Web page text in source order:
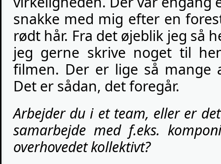
snakke med mig efter en
rødt hår. Fra det øjeblik jeg så
jeg gerne skrive noget til
filmen. Der er lige så mange
Det er sådan, det foregår.
Arbejder du i et team, eller er
samarbejde med f.eks.
overhovedet kollektivt?